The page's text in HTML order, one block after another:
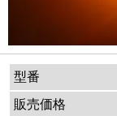
型番
販売価格